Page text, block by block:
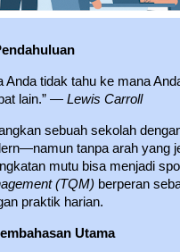
Anda tidak tahu ke mana
lain.” — Lewis Carroll
sebuah sekolah
tanpa arah yang
mutu bisa menjadi
(TQM) berperan
praktik harian.
Utama